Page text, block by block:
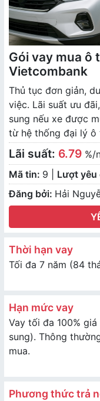
Gói vay mua ô
Vietcombank
Thủ tục đơn giản,
việc. Lãi suất ưu
sung nếu xe được
từ hệ thống đại lý ô
Lãi suất: 6.79 %/
Mã tin: 9 | Lượt yêu
Đăng bởi: Hải
Thời hạn vay
Tối đa 7 năm (84
Hạn mức vay
Vay tối đa 100%
sung). Thông
mua.
Phương thức trả